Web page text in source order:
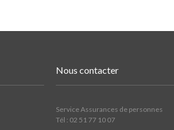
Nous contacter
Service Assurances de personnes
Tél : 02 51 77 10 07